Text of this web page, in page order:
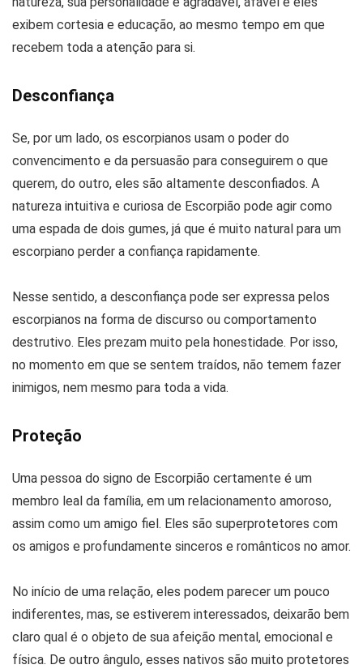
exibem cortesia e educação, ao mesmo tempo em que
recebem toda a atenção para si.
Desconfiança
Se, por um lado, os escorpianos usam o poder do
convencimento e da persuasão para conseguirem o que
querem, do outro, eles são altamente desconfiados. A
natureza intuitiva e curiosa de Escorpião pode agir como
uma espada de dois gumes, já que é muito natural para um
escorpiano perder a confiança rapidamente.
Nesse sentido, a desconfiança pode ser expressa pelos
escorpianos na forma de discurso ou comportamento
destrutivo. Eles prezam muito pela honestidade. Por isso,
no momento em que se sentem traídos, não temem fazer
inimigos, nem mesmo para toda a vida.
Proteção
Uma pessoa do signo de Escorpião certamente é um
membro leal da família, em um relacionamento amoroso,
assim como um amigo fiel. Eles são superprotetores com
os amigos e profundamente sinceros e românticos no amor.
No início de uma relação, eles podem parecer um pouco
indiferentes, mas, se estiverem interessados, deixarão bem
claro qual é o objeto de sua afeição mental, emocional e
física. De outro ângulo, esses nativos são muito protetores